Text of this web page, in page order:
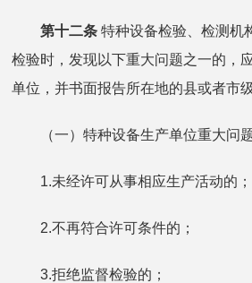
第十二条 特种设备检验、检测机
检验时，发现以下重大问题之一的，
单位，并书面报告所在地的县或者市
（一）特种设备生产单位重大问题
1.未经许可从事相应生产活动的；
2.不再符合许可条件的；
3.拒绝监督检验的；